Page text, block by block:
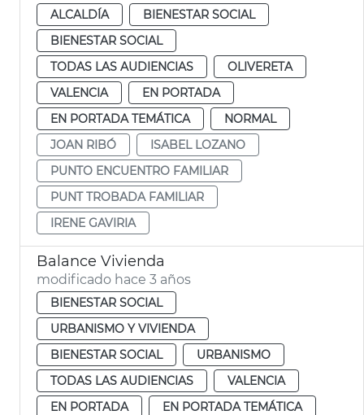
ALCALDÍA
BIENESTAR SOCIAL
BIENESTAR SOCIAL
TODAS LAS AUDIENCIAS
OLIVERETA
VALENCIA
EN PORTADA
EN PORTADA TEMÁTICA
NORMAL
JOAN RIBÓ
ISABEL LOZANO
PUNTO ENCUENTRO FAMILIAR
PUNT TROBADA FAMILIAR
IRENE GAVIRIA
Balance Vivienda
modificado hace 3 años
BIENESTAR SOCIAL
URBANISMO Y VIVIENDA
BIENESTAR SOCIAL
URBANISMO
TODAS LAS AUDIENCIAS
VALENCIA
EN PORTADA
EN PORTADA TEMÁTICA